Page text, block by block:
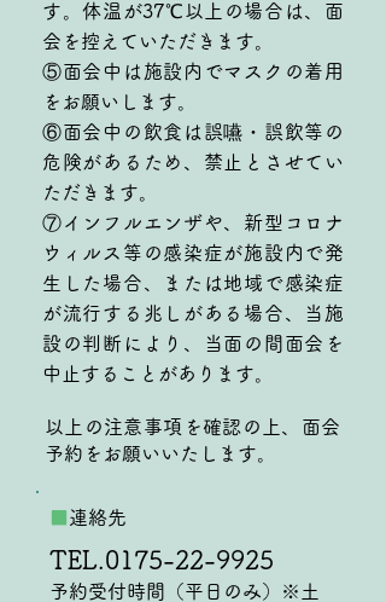
す。体温が37℃以上の場合は、面
会を控えていただきます。
⑤面会中は施設内でマスクの着用
をお願いします。
⑥面会中の飲食は誤嚥・誤飲等の
危険があるため、禁止とさせてい
ただきます。
⑦インフルエンザや、新型コロナ
ウィルス等の感染症が施設内で発
生した場合、または地域で感染症
が流行する兆しがある場合、当施
設の判断により、当面の間面会を
中止することがあります。
以上の注意事項を確認の上、面会
予約をお願いいたします。
連絡先
TEL.0175-22-9925
予約受付時間（平日のみ）※土